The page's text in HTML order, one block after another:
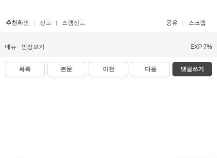
추천확인 신고 스팸신고 공유 스크랩
메뉴 인장보기 EXP 7%
목록 본문 이전 다음 댓글쓰기